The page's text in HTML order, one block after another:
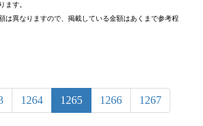
ます。
は異なりますので、掲載している金額はあくまで参考程
1264 1265 1266 1267